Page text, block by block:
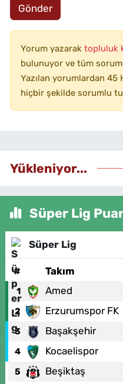
Gönder
Yorum yazarak topluluk
bulunuyor ve tüm
Yazılan yorumlardan 45
hiçbir şekilde sorumlu
Yükleniyor...
Süper Lig
Süper Lig
# Takım
1 Amed
2 Erzurumspor FK
3 Başakşehir
4 Kocaelispor
5 Beşiktaş